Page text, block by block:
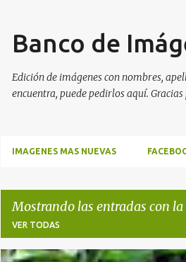
Banco de
Edición de imágenes con nombres,
encuentra, puede pedirlos aquí.
IMAGENES MAS NUEVAS
Mostrando las entradas con
VER TODAS